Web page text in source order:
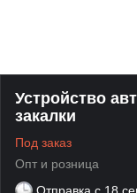
Устройство
закалки
Под заказ
Опт и розница
Отправка с 18